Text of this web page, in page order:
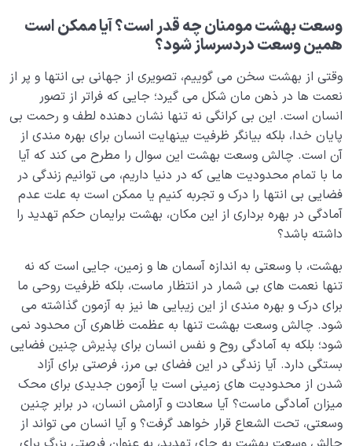
قضا و قدر و اختیار 0/13
ابتلاء و امتحان در زندگی
شیطان دشمن آشکار 0/14
بیماری‌های پنهان روح 0/15
شناخت بهشت و جهنم 0/22
مفهوم قرار مکین یا جایگاه امن چیست و چه اثری بر زندگی
مادی و معنوی انسان دارد؟
نگاهی به پاداش مومنین؛ آیا بهشت نهایت پاداش ماست؟
بهشت ظهور نفس، آیا ما به مکانی جز ساخته های خود
وارد می شویم؟
آیا توصیف بهشت امکان‌پذیر است؟ چرا خدا نهر عسل و
جوی شراب را مثال زده؟
بررسی قدمت بهشت از منظر عقل و ایمان؛ آیا بهشت پیش
از دنیا وجود داشته است؟
وسعت بهشت مومنان چه قدر است؟ آیا ممکن است
همین وسعت دردسرساز شود؟
وقتی از بهشت سخن می گوییم، تصویری از جهانی بی انتها و پر از
نعمت ها در ذهن مان شکل می گیرد؛ جایی که فراتر از تصور
انسان است. این بی کرانگی نه تنها نشان دهنده لطف و رحمت بی
پایان خدا، بلکه بیانگر ظرفیت بینهایت انسان برای بهره مندی از
آن است. چالش وسعت بهشت این سوال را مطرح می کند که آیا
ما با تمام محدودیت هایی که در دنیا داریم، می توانیم زندگی در
فضایی بی انتها را درک و تجربه کنیم یا ممکن است به علت عدم
آمادگی در بهره برداری از این مکان، بهشت برایمان حکم تهدید را
داشته باشد؟
بهشت، با وسعتی به اندازه آسمان ها و زمین، جایی است که نه
تنها نعمت های بی شمار در انتظار ماست، بلکه ظرفیت روحی ما
برای درک و بهره مندی از این زیبایی ها نیز به آزمون گذاشته می
شود. چالش وسعت بهشت تنها به عظمت ظاهری آن محدود نمی
شود؛ بلکه به آمادگی روح و نفس انسان برای پذیرش چنین فضایی
بستگی دارد. آیا زندگی در این فضای بی مرز، فرصتی برای آزاد
شدن از محدودیت های زمینی است یا آزمون جدیدی برای محک
میزان آمادگی ماست؟ آیا سعادت و آرامش انسان، در برابر چنین
وسعتی، تحت الشعاع قرار خواهد گرفت؟ و آیا انسان می تواند از